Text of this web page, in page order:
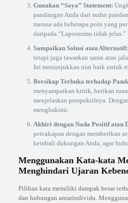
Gunakan “Saya” Statement:
pandangan Anda dari sudut
merasa ada beberapa poin yang
daripada “Laporanmu tidak jelas.”
Sampaikan Solusi atau Alternatif:
tetapi juga tawarkan saran atau
Ini menunjukkan niat baik untuk
Bersikap Terbuka terhadap
menyampaikan kritik, berikan
menjelaskan perspektifnya.
menghakimi.
Akhiri dengan Nada Positif atau
percakapan dengan memberikan
kembali dukungan Anda, agar
Menggunakan Kata-kata
Menghindari Ujaran
Pilihan kata memiliki dampak besar
dan hubungan antarindividu.